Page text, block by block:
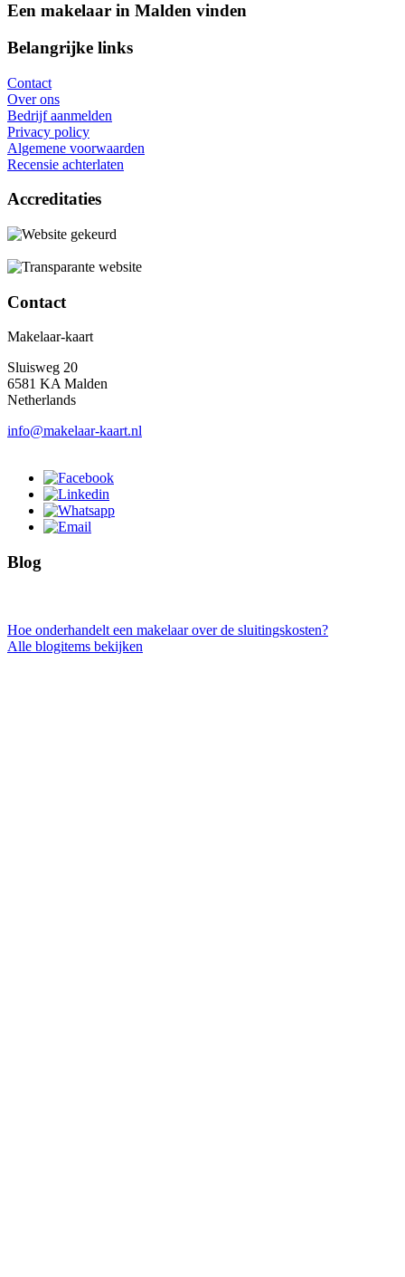
Een makelaar in Malden vinden
Belangrijke links
Contact
Over ons
Bedrijf aanmelden
Privacy policy
Algemene voorwaarden
Recensie achterlaten
Accreditaties
Contact
Makelaar-kaart
Sluisweg 20
6581 KA Malden
Netherlands
info@makelaar-kaart.nl
Blog
Hoe onderhandelt een makelaar over de sluitingskosten?
Alle blogitems bekijken